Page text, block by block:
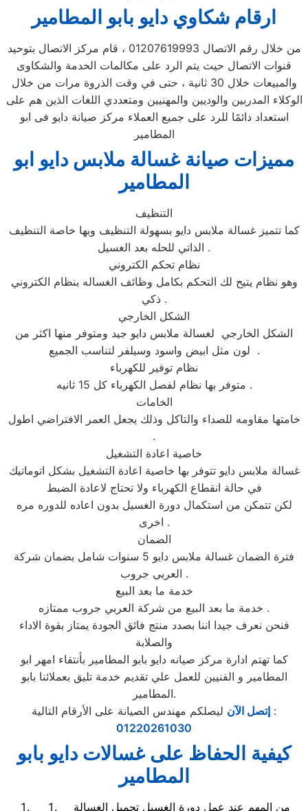
ارقام شكاوي دايو بابو المطامير
من خلال رقم الاتصال 01207619993 ، قام مركز الاتصال بتوحيد
قنوات الاتصال حيث يتم الرد على مكالمات الخدمة والشكاوى
والمبيعات خلال 30 ثانية ، حتى في وقت الذروة مرات من خلال
الوكلاء المدربين والوديين والمهنيين ومتعددي اللغات الذين هم على
استعداد دائمًا للرد على جميع العملاء مركز صيانة دايو فى ابو
المطامير
مميزات صيانة غسالة ملابس دايو ابو
المطامير
التنظيف
كما تتميز غسالة ملابس دايو بسهولة التنظيف وبها خاصة التنظيف
الذاتي للحله بعد الغسيل .
نظام تحكم الكتروني
وهو نظام يتيح لك التحكم بكامل وظائف الغساله بنظام الكتروني
ذكي .
الشكل الخارجي
الشكل الخارجي لغسالة ملابس دايو جيد ومتوفر منها اكثر من
لون مثل ابيض واسود وسيلفر لتناسب الجميع .
نظام توفير للكهرباء
متوفر بها نظام لفصل الكهرباء كل 15 ثانيه .
الخامات
خامتها مقاومه للصداء والتاكل وذلك يجعل العمر الافتراضي اطول
.
خاصية اعادة التشغيل
غسالة ملابس دايو تتوفر بها خاصية اعادة التشغيل بشكل اتوماتيك
في حالة انقطاع الكهرباء ولا تحتاج لاعادة الضبط
لكن تتمكن من استكمال دورة الغسيل بدون اعاده للدوره مره
اخرى .
الضمان
فترة الضمان غسالة ملابس دايو 5 سنوات شامل بضمان شركة
العربي جروب .
خدمة ما بعد البيع
خدمة ما بعد البيع من شركة العربي جروب ممتازه .
فنحن نعرف جيدا اننا بصدد منتج فائق الجودة يمتاز بقوة الاداء
والصلابة
كما تهتم ادارة مركز صيانه دايو بابو المطامير بأنتقاء امهر ابو
المطامير و الفنيين للعمل علي تقديم خدمة تليق بعملائنا بابو
المطامير.
إتصل الآن ليصلكم مهندس الصيانة على الأرقام التالية :
01220261030
كيفية الحفاظ على غسالات دايو بابو
المطامير
من المهم عند عمل دورة الغسيل تحميل الغسالة